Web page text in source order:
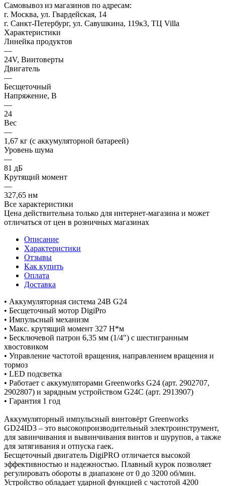
Самовывоз из магазинов по адресам:
г. Москва, ул. Гвардейская, 14
г. Санкт-Петербург, ул. Савушкина, 119к3, ТЦ Villa
Характеристики
Линейка продуктов
—
24V, Винтоверты
Двигатель
—
Бесщеточный
Напряжение, В
—
24
Вес
—
1,67 кг (с аккумуляторной батареей)
Уровень шума
—
81 дБ
Крутящий момент
—
327,65 нм
Все характеристики
Цена действительна только для интернет-магазина и может
отличаться от цен в розничных магазинах
Описание
Характеристики
Отзывы
Как купить
Оплата
Доставка
• Аккумуляторная система 24В G24
• Бесщеточный мотор DigiPro
• Импульсный механизм
• Макс. крутящий момент 327 Н*м
• Бесключевой патрон 6,35 мм (1/4″) с шестигранным
хвостовиком
• Управление частотой вращения, направлением вращения и
тормоз
• LED подсветка
• Работает с аккумуляторами Greenworks G24 (арт. 2902707,
2902807) и зарядным устройством G24С (арт. 2913907)
• Гарантия 1 год
Аккумуляторный импульсный винтовёрт Greenworks
GD24ID3 – это высокопроизводительный электроинструмент,
для завинчивания и вывинчивания винтов и шурупов, а также
для затягивания и отпуска гаек.
Бесщеточный двигатель DigiPRO отличается высокой
эффективностью и надежностью. Плавный курок позволяет
регулировать обороты в диапазоне от 0 до 3200 об/мин.
Устройство обладает ударной функцией с частотой 4200